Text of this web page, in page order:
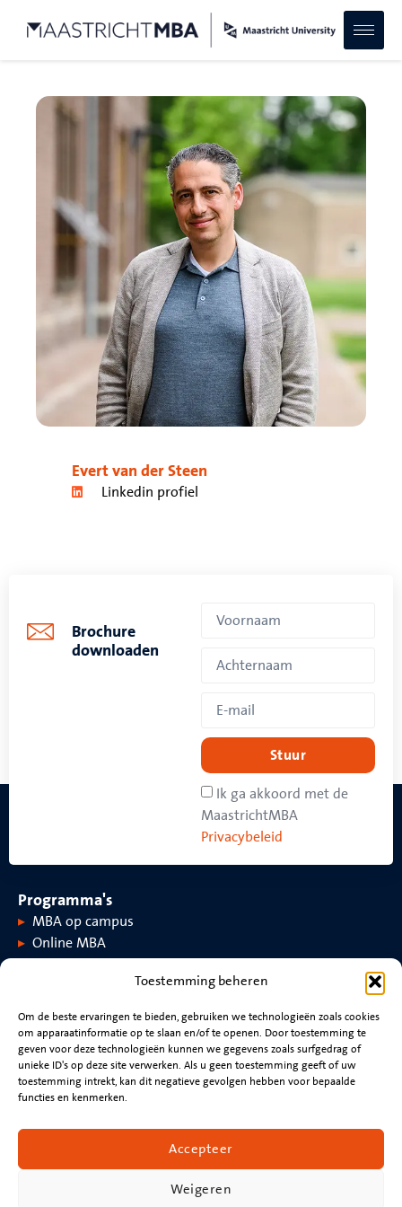
Toestemming beheren
Om de beste ervaringen te bieden, gebruiken we technologieën zoals cookies
om apparaatinformatie op te slaan en/of te openen. Door toestemming te
geven voor deze technologieën kunnen we gegevens zoals surfgedrag of
unieke ID's op deze site verwerken. Als u geen toestemming geeft of uw
toestemming intrekt, kan dit negatieve gevolgen hebben voor bepaalde
functies en kenmerken.
Accepteer
Weigeren
Evert van der Steen
Linkedin profiel
Brochure
downloaden
Ik ga akkoord met de
MaastrichtMBA
Privacybeleid
Stuur
Programma's
MBA op campus
Online MBA
Over MaastrichtMBA
Over MaastrichtMBA
Universiteit Maastricht
Rankings en accreditaties
Evenementen
Nieuws
Video's